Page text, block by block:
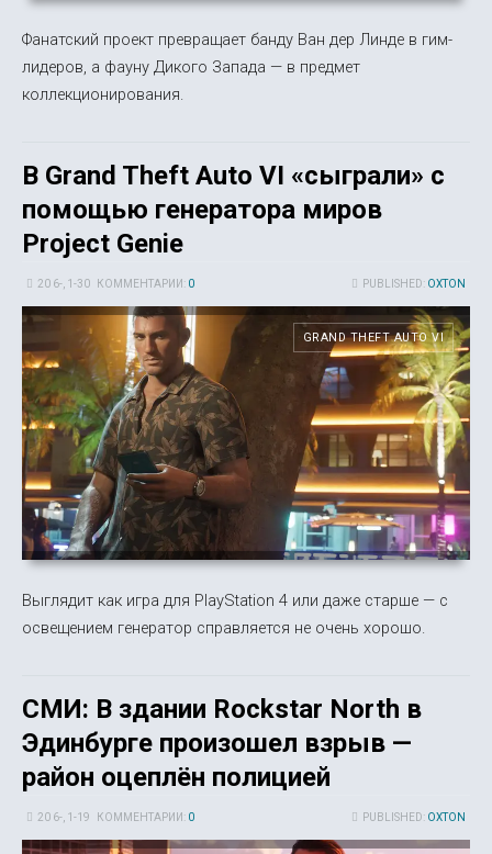
Фанатский проект превращает банду Ван дер Линде в гим-
лидеров, а фауну Дикого Запада — в предмет
коллекционирования.
В Grand Theft Auto VI «сыграли» с
помощью генератора миров
Project Genie
PUBLISHED: OXTON
20 6-, 1-30 КОММЕНТАРИИ: 0
GRAND THEFT AUTO VI
Выглядит как игра для PlayStation 4 или даже старше — с
освещением генератор справляется не очень хорошо.
СМИ: В здании Rockstar North в
Эдинбурге произошел взрыв —
район оцеплён полицией
PUBLISHED: OXTON
20 6-, 1-19 КОММЕНТАРИИ: 0